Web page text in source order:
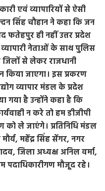
एवं व्यापारियों से ऐसी
सिंह चौहान ने कहा कि जन
फतेहपुर ही नहीं उत्तर प्रदेश
नेताओं के साथ पुलिस
जिलों से लेकर राजधानी
किया जाएगा। इस प्रकरण
व्यापार मंडल के प्रदेश
गया है उन्होंने कहा है कि
न करे तो हम डीजीपी
ले जाएंगे। प्रतिनिधि मंडल
महेंद्र सिंह सेंगर, नगर
जिला अध्यक्ष अनिल वर्मा,
पदाधिकारीगण मौजूद रहे।